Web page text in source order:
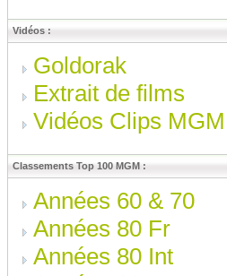
Vidéos :
Goldorak
Extrait de films
Vidéos Clips MGM
Classements Top 100 MGM :
Années 60 & 70
Années 80 Fr
Années 80 Int